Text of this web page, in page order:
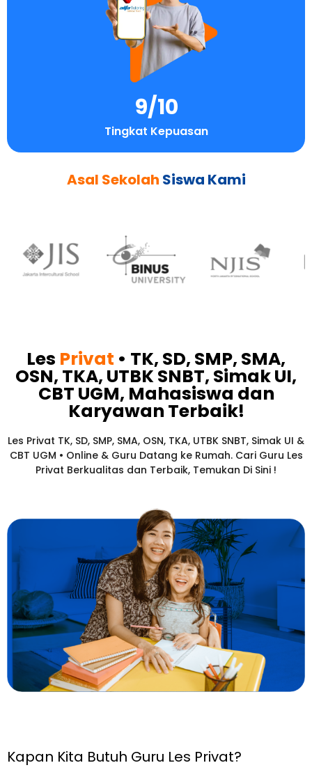
Tingkat Kepuasan
9/10
Asal Sekolah Siswa Kami
Les Privat • TK, SD, SMP, SMA,
OSN, TKA, UTBK SNBT, Simak UI,
CBT UGM, Mahasiswa dan
Karyawan Terbaik!​
Les Privat TK, SD, SMP, SMA, OSN, TKA, UTBK SNBT, Simak UI &
CBT UGM • Online & Guru Datang ke Rumah. Cari Guru Les
Privat Berkualitas dan Terbaik, Temukan Di Sini !
Kapan Kita Butuh Guru Les Privat?